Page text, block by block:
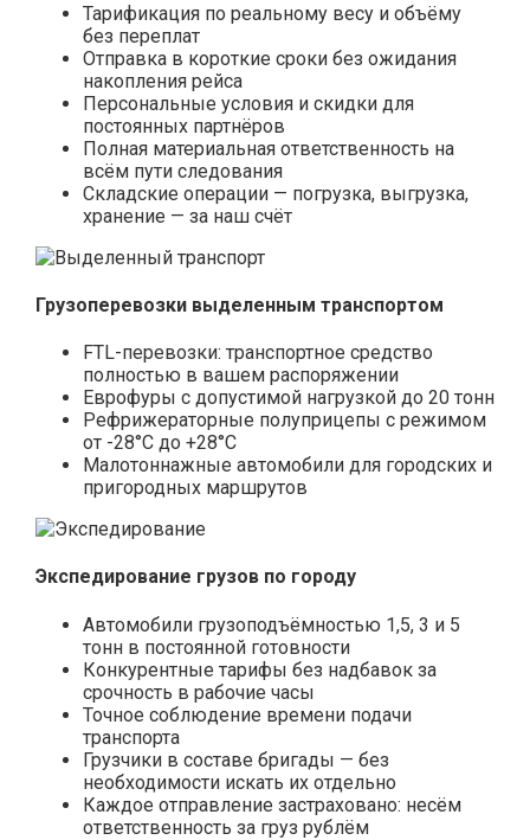
Тарификация по реальному весу и объёму
без переплат
Отправка в короткие сроки без ожидания
накопления рейса
Персональные условия и скидки для
постоянных партнёров
Полная материальная ответственность на
всём пути следования
Складские операции — погрузка, выгрузка,
хранение — за наш счёт
Грузоперевозки выделенным транспортом
FTL-перевозки: транспортное средство
полностью в вашем распоряжении
Еврофуры с допустимой нагрузкой до 20 тонн
Рефрижераторные полуприцепы с режимом
от -28°С до +28°С
Малотоннажные автомобили для городских и
пригородных маршрутов
Экспедирование грузов по городу
Автомобили грузоподъёмностью 1,5, 3 и 5
тонн в постоянной готовности
Конкурентные тарифы без надбавок за
срочность в рабочие часы
Точное соблюдение времени подачи
транспорта
Грузчики в составе бригады — без
необходимости искать их отдельно
Каждое отправление застраховано: несём
ответственность за груз рублём